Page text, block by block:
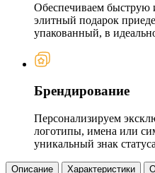
Обеспечиваем быструю
элитный подарок
упакованный, в
Брендирование
Персонализируем
логотипы, имена или
уникальный знак статуса
Описание Характеристики